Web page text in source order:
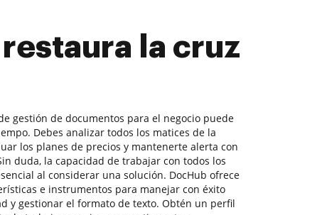
la cruz
gestión de documentos para el negocio puede
Debes analizar todos los matices de la
los planes de precios y mantenerte alerta con
duda, la capacidad de trabajar con todos los
al considerar una solución. DocHub ofrece
e instrumentos para manejar con éxito
y gestionar el formato de texto. Obtén un perfil